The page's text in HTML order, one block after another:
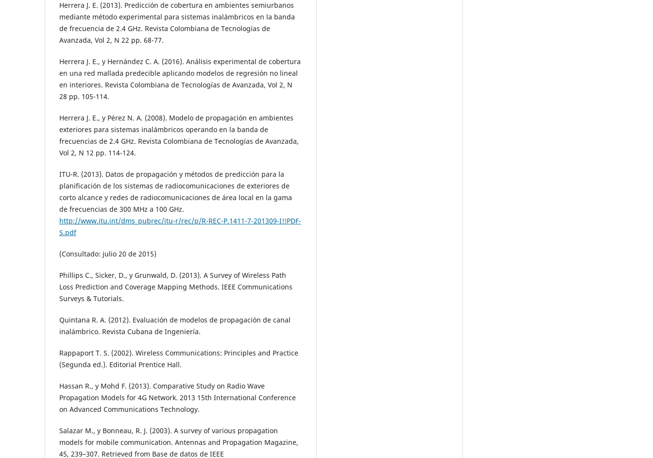
Herrera J. E. (2013). Predicción de cobertura en ambientes semiurbanos
mediante método experimental para sistemas inalámbricos en la banda
de frecuencia de 2.4 GHz. Revista Colombiana de Tecnologías de
Avanzada, Vol 2, N 22 pp. 68-77.
Herrera J. E., y Hernández C. A. (2016). Análisis experimental de cobertura
en una red mallada predecible aplicando modelos de regresión no lineal
en interiores. Revista Colombiana de Tecnologías de Avanzada, Vol 2, N
28 pp. 105-114.
Herrera J. E., y Pérez N. A. (2008). Modelo de propagación en ambientes
exteriores para sistemas inalámbricos operando en la banda de
frecuencias de 2.4 GHz. Revista Colombiana de Tecnologías de Avanzada,
Vol 2, N 12 pp. 114-124.
ITU-R. (2013). Datos de propagación y métodos de predicción para la
planificación de los sistemas de radiocomunicaciones de exteriores de
corto alcance y redes de radiocomunicaciones de área local en la gama
de frecuencias de 300 MHz a 100 GHz.
http://www.itu.int/dms_pubrec/itu-r/rec/p/R-REC-P.1411-7-201309-I!!PDF-
S.pdf
(Consultado: julio 20 de 2015)
Phillips C., Sicker, D., y Grunwald, D. (2013). A Survey of Wireless Path
Loss Prediction and Coverage Mapping Methods. IEEE Communications
Surveys & Tutorials.
Quintana R. A. (2012). Evaluación de modelos de propagación de canal
inalámbrico. Revista Cubana de Ingeniería.
Rappaport T. S. (2002). Wireless Communications: Principles and Practice
(Segunda ed.). Editorial Prentice Hall.
Hassan R., y Mohd F. (2013). Comparative Study on Radio Wave
Propagation Models for 4G Network. 2013 15th International Conference
on Advanced Communications Technology.
Salazar M., y Bonneau, R. J. (2003). A survey of various propagation
models for mobile communication. Antennas and Propagation Magazine,
45, 239–307. Retrieved from Base de datos de IEEE